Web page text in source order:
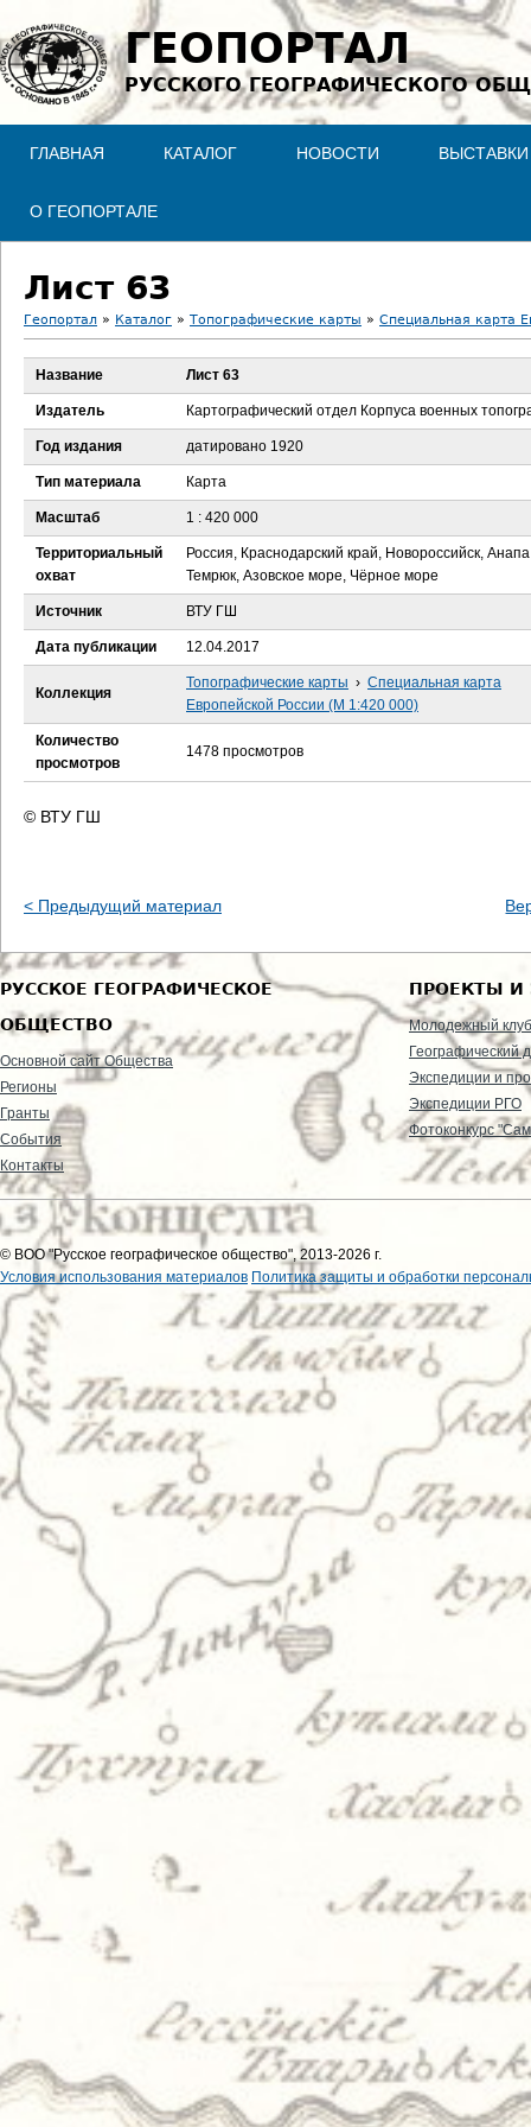
Jump to navigation
ГЕОПОРТАЛ
РУССКОГО ГЕОГРАФИЧЕСКОГО
ГЛАВНАЯ КАТАЛОГ НОВОСТИ ВЫСТАВКИ
О ГЕОПОРТАЛЕ
Лист 63
В
ы
д
е
с
ь
Геопортал » Каталог » Топографические карты » Специальная карта
Название Лист 63
Издатель Картографический отдел Корпуса военных
Год издания датировано 1920
Тип материала Карта
Масштаб 1 : 420 000
Территориальный
охват
Россия, Краснодарский край, Новороссийск,
Темрюк, Азовское море, Чёрное море
Источник ВТУ ГШ
Дата публикации 12.04.2017
Коллекция
Топографические карты › Специальная карта
Европейской России (М 1:420 000)
Количество
просмотров
1478 просмотров
© ВТУ ГШ
< Предыдущий материал
РУССКОЕ ГЕОГРАФИЧЕСКОЕ
ОБЩЕСТВО
Основной сайт Общества
Регионы
Гранты
События
Контакты
ПРОЕКТЫ И
Молодежный клуб
Географический
Экспедиции и
Экспедиции РГО
Фотоконкурс
© ВОО "Русское географическое общество", 2013-2026 г.
Условия использования материалов Политика защиты и обработки